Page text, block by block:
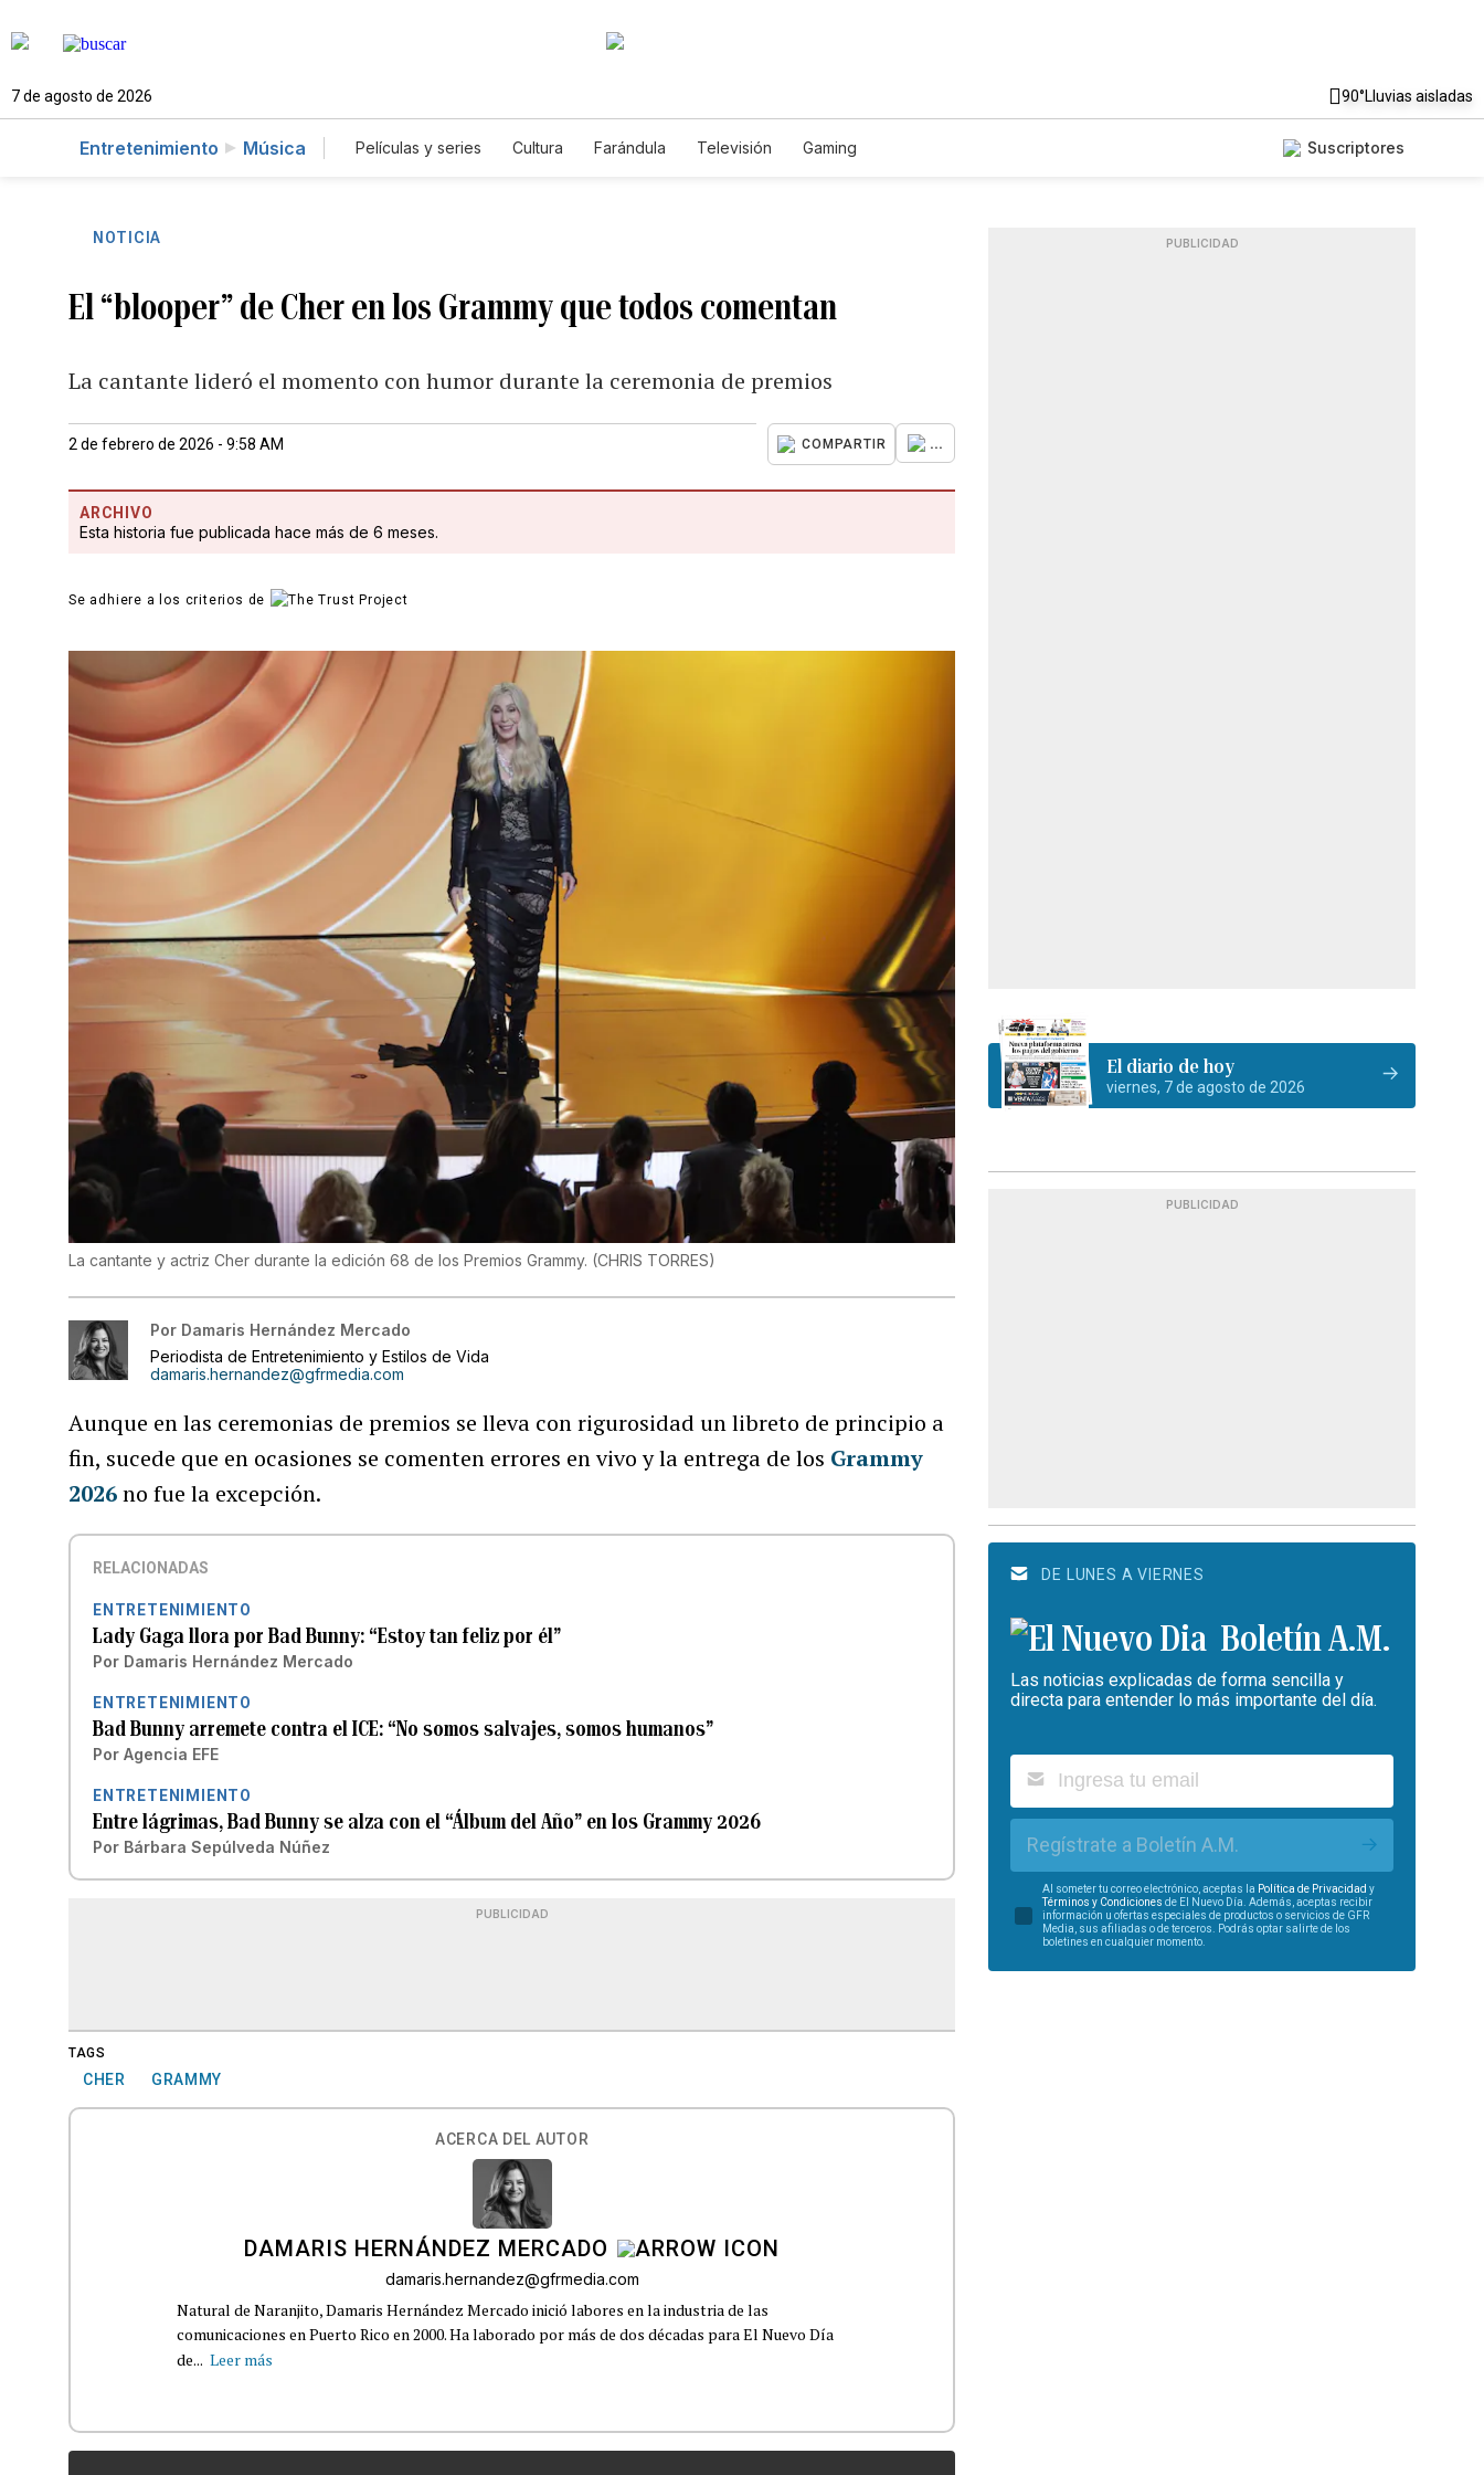
7 de agosto de 2026 90°Lluvias aisladas
Entretenimiento Música Películas y series Cultura Farándula Televisión Gaming Suscriptores
NOTICIA
El “blooper” de Cher en los Grammy que todos comentan
La cantante lideró el momento con humor durante la ceremonia de premios
2 de febrero de 2026 - 9:58 AM COMPARTIR ...
ARCHIVO
Esta historia fue publicada hace más de 6 meses.
Se adhiere a los criterios de
La cantante y actriz Cher durante la edición 68 de los Premios Grammy. (CHRIS TORRES)
Por Damaris Hernández Mercado
Periodista de Entretenimiento y Estilos de Vida
damaris.hernandez@gfrmedia.com
Aunque en las ceremonias de premios se lleva con rigurosidad un libreto de principio a
fin, sucede que en ocasiones se comenten errores en vivo y la entrega de los Grammy
2026no fue la excepción.
RELACIONADAS
ENTRETENIMIENTO
Lady Gaga llora por Bad Bunny: “Estoy tan feliz por él”
Por Damaris Hernández Mercado
ENTRETENIMIENTO
Bad Bunny arremete contra el ICE: “No somos salvajes, somos humanos”
Por Agencia EFE
ENTRETENIMIENTO
Entre lágrimas, Bad Bunny se alza con el “Álbum del Año” en los Grammy 2026
Por Bárbara Sepúlveda Núñez
PUBLICIDAD
TAGS
CHER GRAMMY
ACERCA DEL AUTOR
DAMARIS HERNÁNDEZ MERCADO
damaris.hernandez@gfrmedia.com
Natural de Naranjito, Damaris Hernández Mercado inició labores en la industria de las
comunicaciones en Puerto Rico en 2000. Ha laborado por más de dos décadas para El Nuevo Día
de... Leer más
PUBLICIDAD
El diario de hoy
viernes, 7 de agosto de 2026
PUBLICIDAD
DE LUNES A VIERNES
Boletín A.M.
Las noticias explicadas de forma sencilla y
directa para entender lo más importante del día.
Regístrate a Boletín A.M.
Al someter tu correo electrónico, aceptas la Política de Privacidad y
Términos y Condiciones de El Nuevo Día. Además, aceptas recibir
información u ofertas especiales de productos o servicios de GFR
Media, sus afiliadas o de terceros. Podrás optar salirte de los
boletines en cualquier momento.